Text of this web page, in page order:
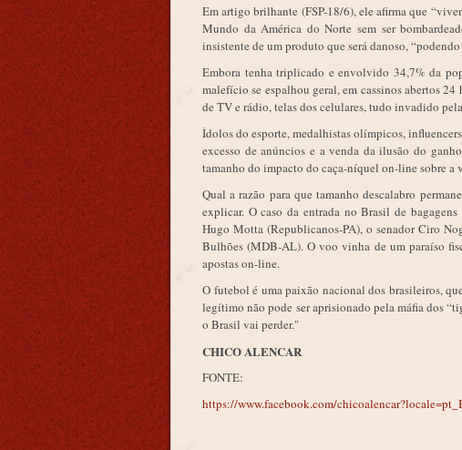
Em artigo brilhante (FSP-18/6), ele afirma que
Mundo da América do Norte sem ser
insistente de um produto que será danoso,
Embora tenha triplicado e envolvido 34,7% da
malefício se espalhou geral, em cassinos abertos
de TV e rádio, telas dos celulares, tudo invadido
Ídolos do esporte, medalhistas olímpicos,
excesso de anúncios e a venda da ilusão do
tamanho do impacto do caça-níquel on-line sobre a
Qual a razão para que tamanho descalabro
explicar. O caso da entrada no Brasil de
Hugo Motta (Republicanos-PA), o senador Ciro
Bulhões (MDB-AL). O voo vinha de um paraíso
apostas on-line.
O futebol é uma paixão nacional dos brasileiros,
legítimo não pode ser aprisionado pela máfia dos
o Brasil vai perder."
CHICO ALENCAR
FONTE:
https://www.facebook.com/